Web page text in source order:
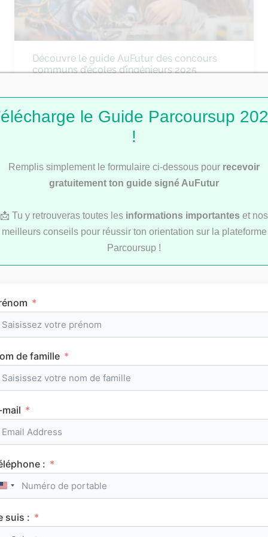
Découvre le guide AuFutur des concours
communs d’écoles d’ingénieurs 2025
ÉCOLES DE COMMERCE
Découvre notre Guide des concours
Tous les articles
AuFutur
PARCOURSUP
le Guide Parcoursup
!
Remplis simplement le formulaire ci-dessous pour recevoir
gratuitement ton guide signé AuFutur
📩 Tu y retrouveras toutes les informations importantes et nos
meilleurs conseils pour réussir ton orientation sur la plateforme
Parcoursup !
de famille
:
United States +1
suis :